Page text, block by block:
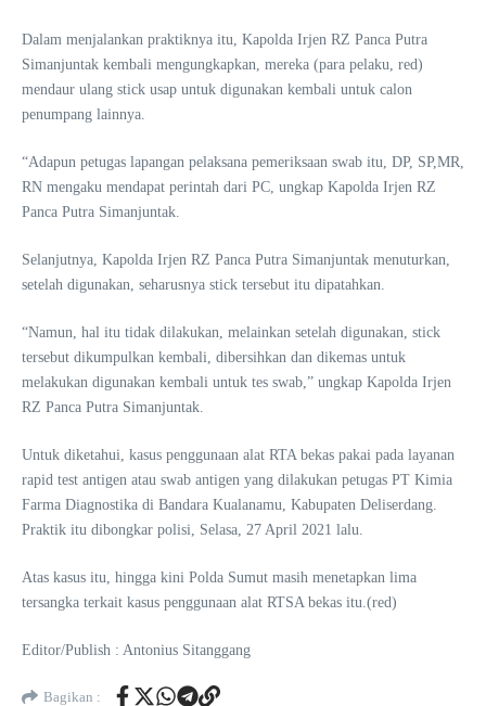
Dalam menjalankan praktiknya itu, Kapolda Irjen RZ Panca Putra
Simanjuntak kembali mengungkapkan, mereka (para pelaku, red)
mendaur ulang stick usap untuk digunakan kembali untuk calon
penumpang lainnya.
“Adapun petugas lapangan pelaksana pemeriksaan swab itu, DP, SP,MR,
RN mengaku mendapat perintah dari PC, ungkap Kapolda Irjen RZ
Panca Putra Simanjuntak.
Selanjutnya, Kapolda Irjen RZ Panca Putra Simanjuntak menuturkan,
setelah digunakan, seharusnya stick tersebut itu dipatahkan.
“Namun, hal itu tidak dilakukan, melainkan setelah digunakan, stick
tersebut dikumpulkan kembali, dibersihkan dan dikemas untuk
melakukan digunakan kembali untuk tes swab,” ungkap Kapolda Irjen
RZ Panca Putra Simanjuntak.
Untuk diketahui, kasus penggunaan alat RTA bekas pakai pada layanan
rapid test antigen atau swab antigen yang dilakukan petugas PT Kimia
Farma Diagnostika di Bandara Kualanamu, Kabupaten Deliserdang.
Praktik itu dibongkar polisi, Selasa, 27 April 2021 lalu.
Atas kasus itu, hingga kini Polda Sumut masih menetapkan lima
tersangka terkait kasus penggunaan alat RTSA bekas itu.(red)
Editor/Publish : Antonius Sitanggang
Bagikan :